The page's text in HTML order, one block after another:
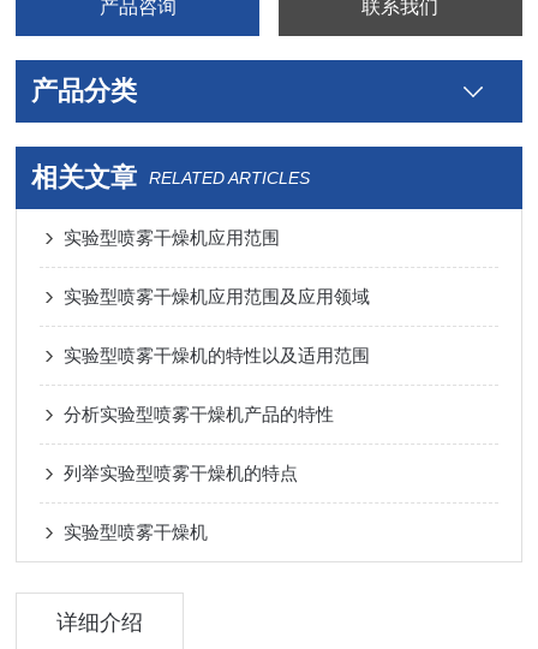
产品咨询 联系我们
产品分类
相关文章 RELATED ARTICLES
实验型喷雾干燥机应用范围
实验型喷雾干燥机应用范围及应用领域
实验型喷雾干燥机的特性以及适用范围
分析实验型喷雾干燥机产品的特性
列举实验型喷雾干燥机的特点
实验型喷雾干燥机
详细介绍